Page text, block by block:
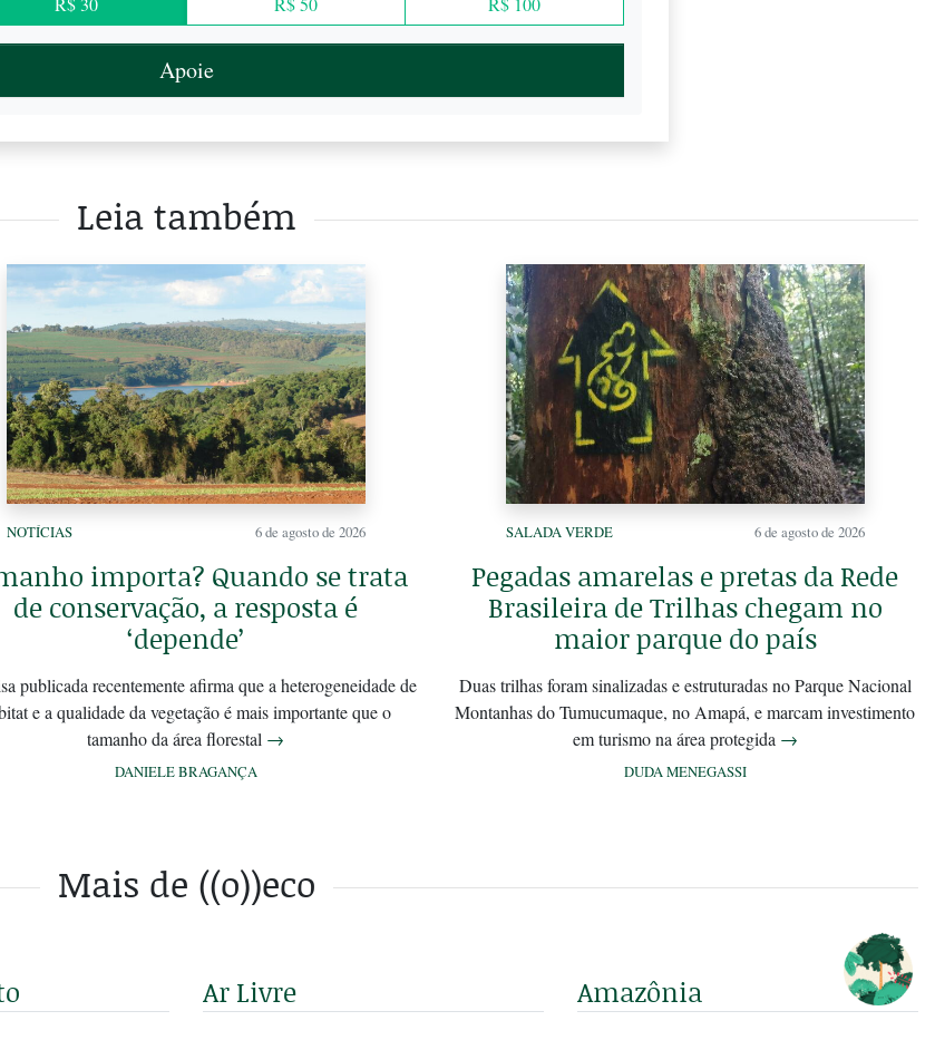
Apoie
Leia também
NOTÍCIAS 6 de agosto de 2026
importa? Quando se trata
de conservação, a resposta é
‘depende’
publicada recentemente afirma que a heterogeneidade de
e a qualidade da vegetação é mais importante que o
tamanho da área florestal →
DANIELE BRAGANÇA
SALADA VERDE 6 de agosto de 2026
Pegadas amarelas e pretas da Rede
Brasileira de Trilhas chegam no
maior parque do país
Duas trilhas foram sinalizadas e estruturadas no Parque Nacional
Montanhas do Tumucumaque, no Amapá, e marcam investimento
em turismo na área protegida →
DUDA MENEGASSI
Mais de ((o))eco
Ar Livre Amazônia